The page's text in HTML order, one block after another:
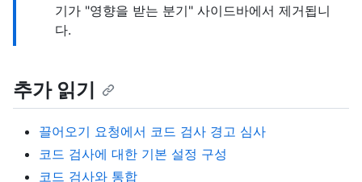
기가 "영향을 받는 분기" 사이드바에서 제거됩니
다.
추가 읽기
끌어오기 요청에서 코드 검사 경고 심사
코드 검사에 대한 기본 설정 구성
코드 검사와 통합